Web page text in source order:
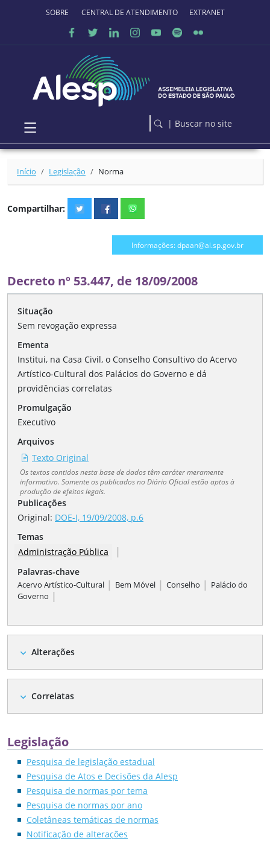
Ir para o conteúdo principal
SOBRE O PORTALCENTRAL DE ATENDIMENTO EXTRANET
| Buscar no site
Início Legislação Norma
Compartilhar:
Informações: dpaan@al.sp.gov.br
Decreto nº 53.447, de 18/09/2008
Situação
Sem revogação expressa
Ementa
Institui, na Casa Civil, o Conselho Consultivo do Acervo
Artístico-Cultural dos Palácios do Governo e dá
providências correlatas
Promulgação
Executivo
Arquivos
Texto Original
Os textos contidos nesta base de dados têm caráter meramente
informativo. Somente os publicados no Diário Oficial estão aptos à
produção de efeitos legais.
Publicações
Original: DOE-I, 19/09/2008, p.6
Temas
Administração Pública
|
Palavras-chave
Acervo Artístico-Cultural | Bem Móvel | Conselho | Palácio do
Governo |
expand_more Alterações
expand_more Correlatas
Legislação
Pesquisa de legislação estadual
Pesquisa de Atos e Decisões da Alesp
Pesquisa de normas por tema
Pesquisa de normas por ano
Coletâneas temáticas de normas
Notificação de alterações